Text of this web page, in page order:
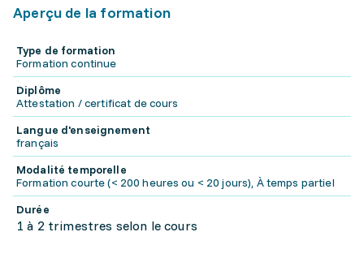
Aperçu de la formation
Type de formation
Formation continue
Diplôme
Attestation / certificat de cours
Langue d'enseignement
français
Modalité temporelle
Formation courte (< 200 heures ou < 20 jours), À temps partiel
Durée
1 à 2 trimestres selon le cours